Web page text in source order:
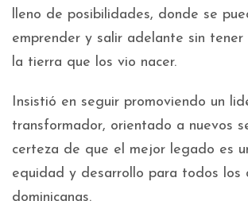
lleno de posibilidades, donde se
emprender y salir adelante sin tener
la tierra que los vio nacer.
Insistió en seguir promoviendo un
transformador, orientado a nuevos
certeza de que el mejor legado es
equidad y desarrollo para todos los
dominicanas.